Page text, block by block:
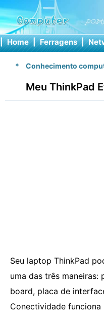
| Home | Ferragens |
* Conhecimento
Meu ThinkPad
Seu laptop ThinkPad
uma das três
board, placa de
Conectividade